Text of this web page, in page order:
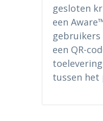
gesloten
een
een QR-
tussen